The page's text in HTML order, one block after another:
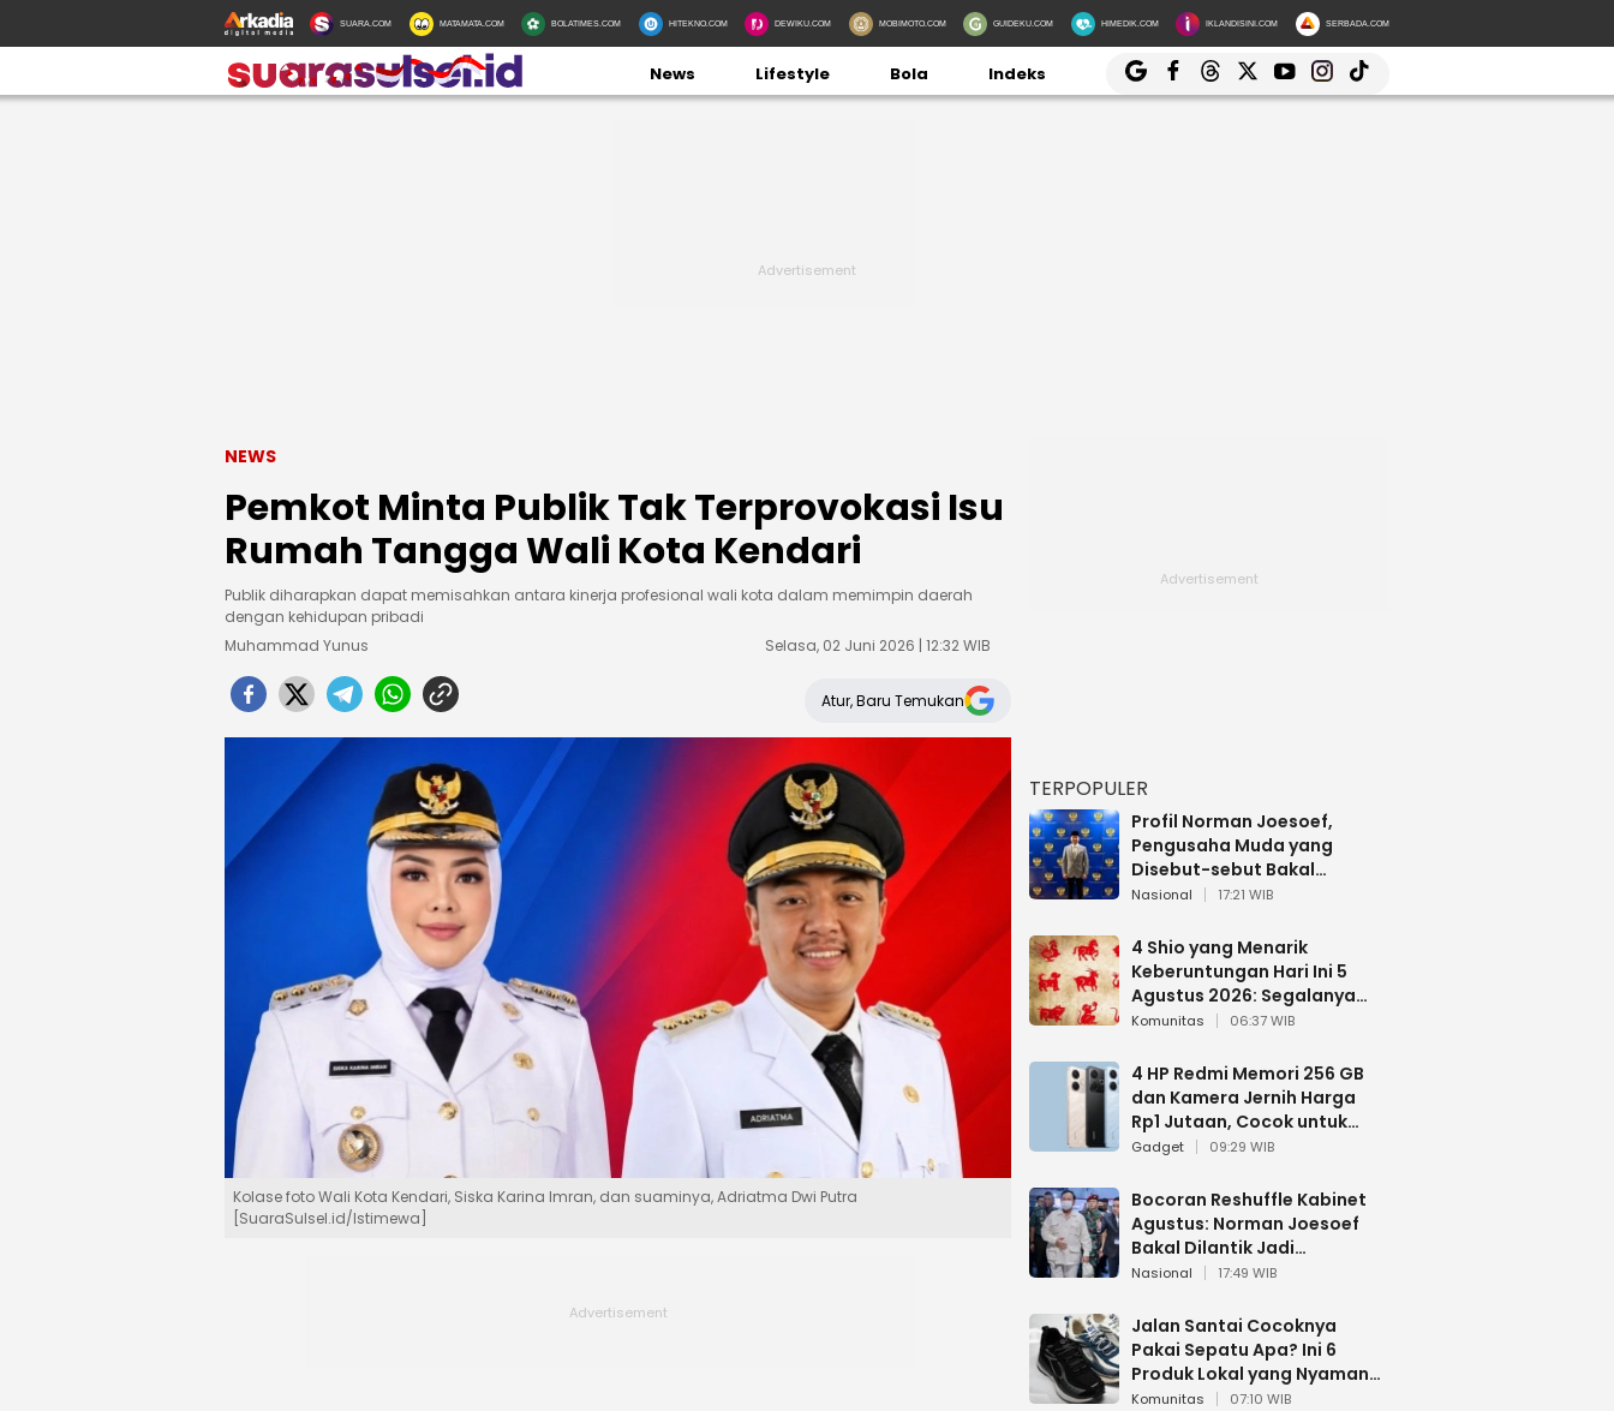
SUARA.COM MATAMATA.COM BOLATIMES.COM HITEKNO.COM DEWIKU.COM MOBIMOTO.COM GUIDEKU.COM HIMEDIK.COM IKLANDISINI.COM SERBADA.COM
News Lifestyle Bola Indeks
NEWS
Pemkot Minta Publik Tak Terprovokasi Isu
Rumah Tangga Wali Kota Kendari
Publik diharapkan dapat memisahkan antara kinerja profesional wali kota dalam memimpin daerah
dengan kehidupan pribadi
Muhammad Yunus
Selasa, 02 Juni 2026 | 12:32 WIB
Atur, Baru Temukan
Kolase foto Wali Kota Kendari, Siska Karina Imran, dan suaminya, Adriatma Dwi Putra
[SuaraSulsel.id/Istimewa]
TERPOPULER
Profil Norman Joesoef,
Pengusaha Muda yang
Disebut-sebut Bakal
Dilantik Jadi Wamenhan RI
Nasional 17:21 WIB
4 Shio yang Menarik
Keberuntungan Hari Ini 5
Agustus 2026: Segalanya
Berjalan Lancar
Komunitas 06:37 WIB
4 HP Redmi Memori 256 GB
dan Kamera Jernih Harga
Rp1 Jutaan, Cocok untuk
Multitasking
Gadget 09:29 WIB
Bocoran Reshuffle Kabinet
Agustus: Norman Joesoef
Bakal Dilantik Jadi
Wamenhan RI
Nasional 17:49 WIB
Jalan Santai Cocoknya
Pakai Sepatu Apa? Ini 6
Produk Lokal yang Nyaman
Buat 17 Agustusan
Komunitas 07:10 WIB